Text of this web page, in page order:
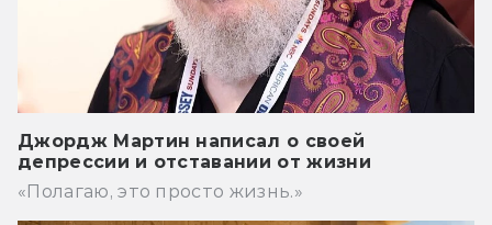
Джордж Мартин написал о своей
депрессии и отставании от жизни
«Полагаю, это просто жизнь.»